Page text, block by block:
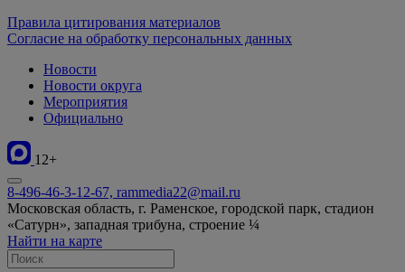
Правила цитирования материалов
Согласие на обработку персональных данных
Новости
Новости округа
Мероприятия
Официально
12+
8-496-46-3-12-67, rammedia22@mail.ru
Московская область, г. Раменское, городской парк, стадион
«Сатурн», западная трибуна, строение ¼
Найти на карте